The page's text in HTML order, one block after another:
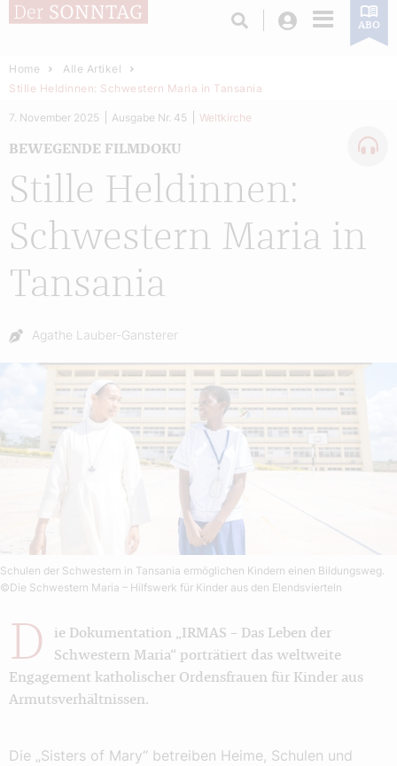
Login ABO
Home
Alle Artikel
Stille Heldinnen: Schwestern Maria in Tansania
Stille Heldinnen:
Schwestern Maria in
Tansania
BEWEGENDE FILMDOKU
7. November 2025 Ausgabe Nr. 45 Weltkirche
Autor:
Agathe Lauber-Gansterer
Schulen der Schwestern in Tansania ermöglichen Kindern einen Bildungsweg.
©Die Schwestern Maria – Hilfswerk für Kinder aus den Elendsvierteln
D
ie Dokumentation „IRMAS – Das Leben der
Schwestern Maria“ porträtiert das weltweite
Engagement katholischer Ordensfrauen für Kinder aus
Armutsverhältnissen.
Die „Sisters of Mary“ betreiben Heime, Schulen und